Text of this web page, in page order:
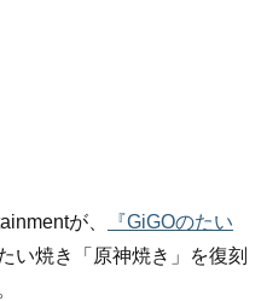
が、
『GiGOのたい
い焼き「原神焼き」を復刻